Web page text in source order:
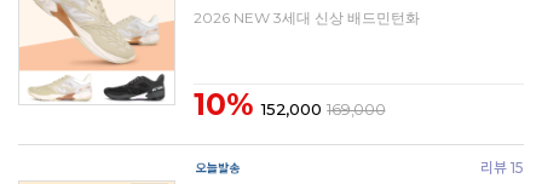
2026 NEW 3세대 신상 배드민턴화
10% 152,000 169,000
리뷰 15